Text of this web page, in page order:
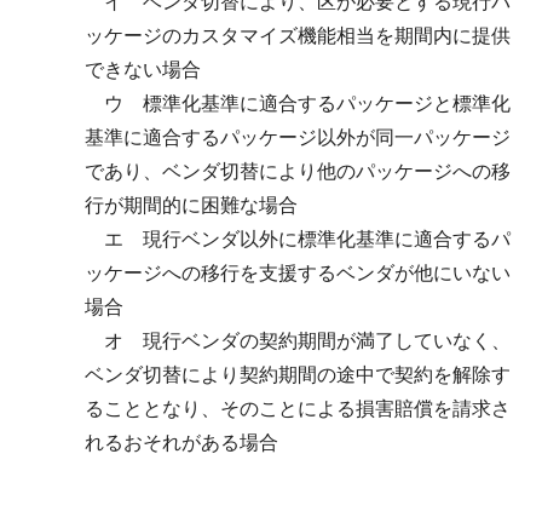
ッケージのカスタマイズ機能相当を期間内に提供
できない場合
ウ 標準化基準に適合するパッケージと標準化
基準に適合するパッケージ以外が同一パッケージ
であり、ベンダ切替により他のパッケージへの移
行が期間的に困難な場合
エ 現行ベンダ以外に標準化基準に適合するパ
ッケージへの移行を支援するベンダが他にいない
場合
オ 現行ベンダの契約期間が満了していなく、
ベンダ切替により契約期間の途中で契約を解除す
ることとなり、そのことによる損害賠償を請求さ
れるおそれがある場合